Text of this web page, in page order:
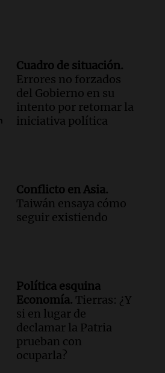
a fieles al salir de una
Madero, un policía hirió
el aire frío y seco a
pero con mínimas bajo
múltiple en
seis vehículos
y cinco heridos
Cuadro de situación.
Errores no forzados
del Gobierno en su
intento por retomar la
iniciativa política
Conflicto en Asia.
Taiwán ensaya cómo
seguir existiendo
Política esquina
Economía. Tierras: ¿Y
si en lugar de
declamar la Patria
prueban con
ocuparla?